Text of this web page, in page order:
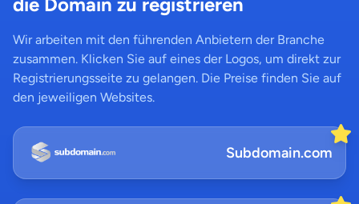
Wir arbeiten mit den führenden Anbietern der Branche
zusammen. Klicken Sie auf eines der Logos, um direkt zur
Registrierungsseite zu gelangen. Die Preise finden Sie auf
den jeweiligen Websites.
Subdomain.com